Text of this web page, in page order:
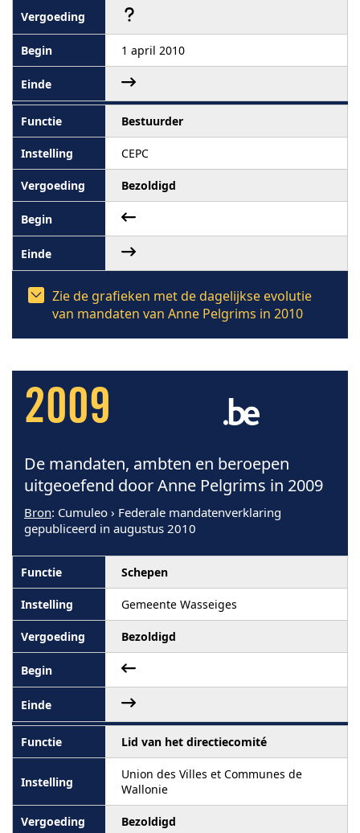
1 april 2010
Bestuurder
CEPC
Bezoldigd
Zie de grafieken met de dagelijkse evolutie
van mandaten van Anne Pelgrims in 2010
2009
De mandaten, ambten en beroepen
uitgeoefend door Anne Pelgrims in 2009
Bron: Cumuleo › Federale mandatenverklaring
gepubliceerd in augustus 2010
Schepen
Gemeente Wasseiges
Bezoldigd
Lid van het directiecomité
Union des Villes et Communes de
Wallonie
Bezoldigd